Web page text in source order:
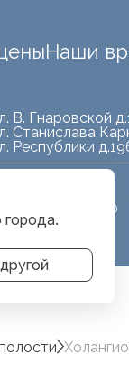
Наши
В. Гнаровской
Станислава
Республики
д. 10
города.